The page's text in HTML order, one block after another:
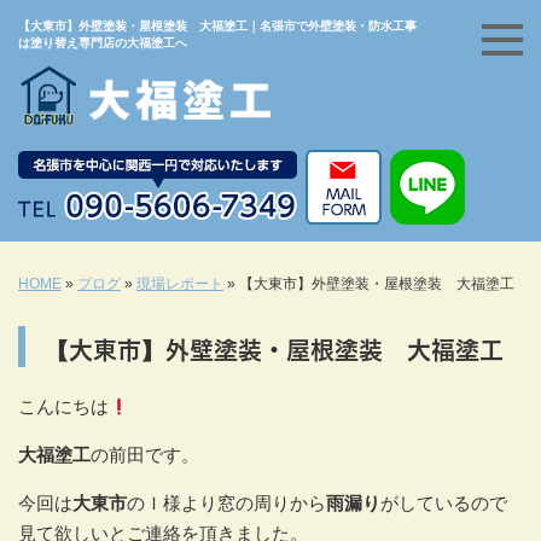
【大東市】外壁塗装・屋根塗装 大福塗工｜名張市で外壁塗装・防水工事
は塗り替え専門店の大福塗工へ
HOME » ブログ » 現場レポート » 【大東市】外壁塗装・屋根塗装 大福塗工
【大東市】外壁塗装・屋根塗装 大福塗工
こんにちは
大福塗工の前田です。
今回は大東市のＩ様より窓の周りから雨漏り がしているので
見て欲しいとご連絡を頂きました。